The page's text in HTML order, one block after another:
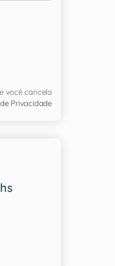
você cancela
Privacidade